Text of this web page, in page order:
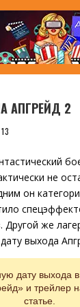
АПГРЕЙД 2
13
не
он
Другой же
выхода
дату выхода
и трейлер
статье.